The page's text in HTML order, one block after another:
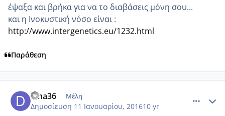
έψαξα και βρήκα για να το διαβάσεις μόνη σου...
και η Ινοκυστική νόσο είναι :
http://www.intergenetics.eu/1232.html
Παράθεση
dina36 Μέλη
Δημοσίευση 11 Ιανουαρίου, 201610 yr